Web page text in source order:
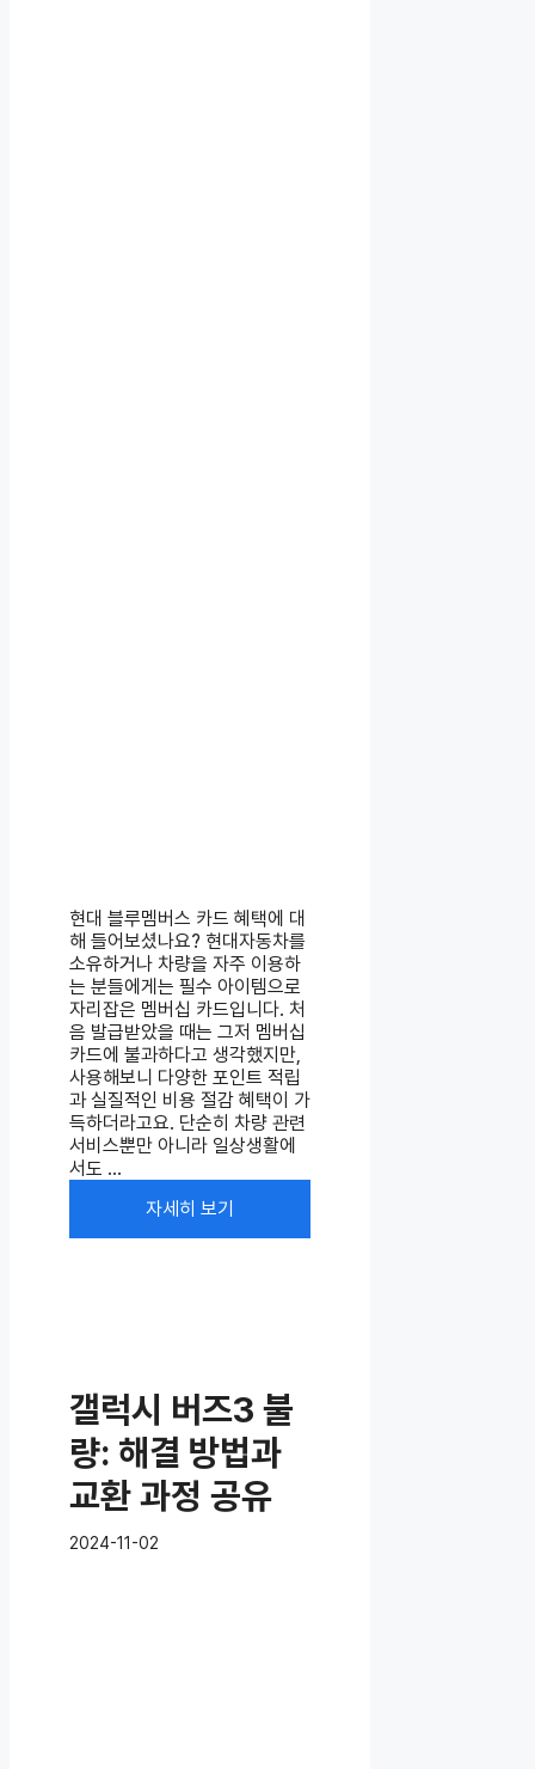
현대 블루멤버스 카드 혜택에 대
해 들어보셨나요? 현대자동차를
소유하거나 차량을 자주 이용하
는 분들에게는 필수 아이템으로
자리잡은 멤버십 카드입니다. 처
음 발급받았을 때는 그저 멤버십
카드에 불과하다고 생각했지만,
사용해보니 다양한 포인트 적립
과 실질적인 비용 절감 혜택이 가
득하더라고요. 단순히 차량 관련
서비스뿐만 아니라 일상생활에
서도 ...
자세히 보기
갤럭시 버즈3 불
량: 해결 방법과
교환 과정 공유
2024-11-02